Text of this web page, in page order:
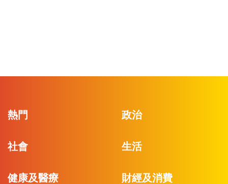
熱門 政治
社會 生活
健康及醫療 財經及消費